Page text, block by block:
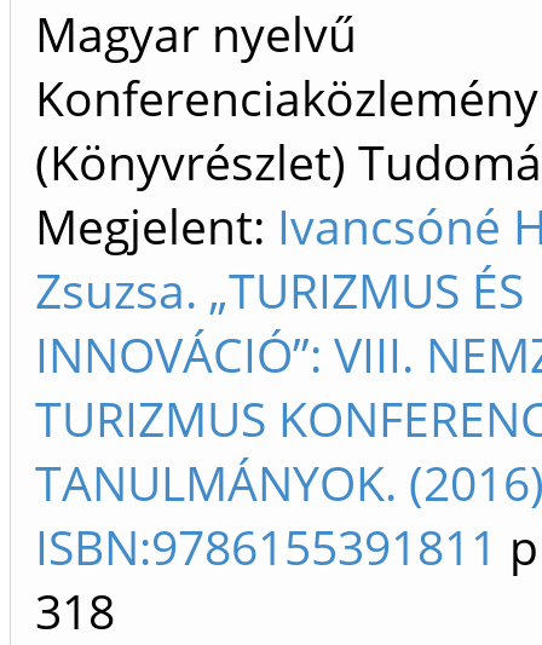
Magyar nyelvű
Konferenciaközlemény
(Könyvrészlet)
Megjelent: Ivancsóné
Zsuzsa. „TURIZMUS ÉS
INNOVÁCIÓ”: VIII.
TURIZMUS
TANULMÁNYOK.
ISBN:9786155391811
318